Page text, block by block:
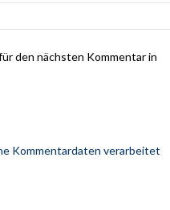
den nächsten Kommentar in
Kommentardaten verarbeitet